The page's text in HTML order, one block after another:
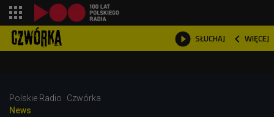
 SŁUCHAJ  WIĘCEJ

Polskie Radio
Czwórka
News